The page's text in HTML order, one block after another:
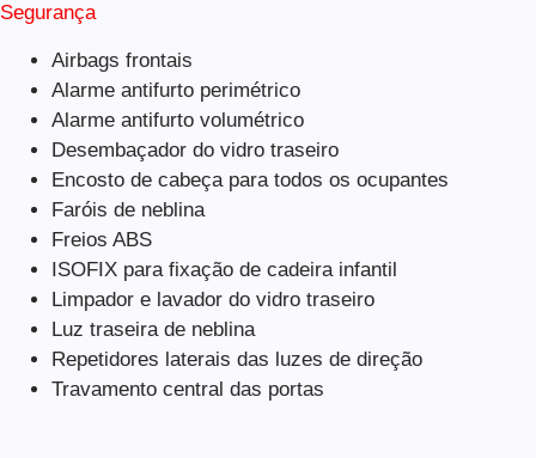
Segurança
Airbags frontais
Alarme antifurto perimétrico
Alarme antifurto volumétrico
Desembaçador do vidro traseiro
Encosto de cabeça para todos os ocupantes
Faróis de neblina
Freios ABS
ISOFIX para fixação de cadeira infantil
Limpador e lavador do vidro traseiro
Luz traseira de neblina
Repetidores laterais das luzes de direção
Travamento central das portas